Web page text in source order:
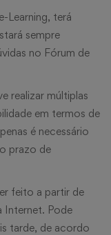
Learning, terá
sempre
no Fórum de
realizar múltiplas
em termos de
é necessário
prazo de
feito a partir de
Internet. Pode
tarde, de acordo